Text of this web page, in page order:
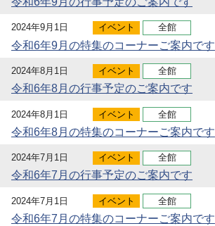
2024年9月1日 イベント 全館
令和6年9月の特集のコーナーご案内です
2024年8月1日 イベント 全館
令和6年8月の行事予定のご案内です
2024年8月1日 イベント 全館
令和6年8月の特集のコーナーご案内です
2024年7月1日 イベント 全館
令和6年7月の行事予定のご案内です
2024年7月1日 イベント 全館
令和6年7月の特集のコーナーご案内です